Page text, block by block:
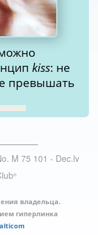
kiss: не
превышать
M 75 101 - Dec.lv
®
владельца.
гиперлинка